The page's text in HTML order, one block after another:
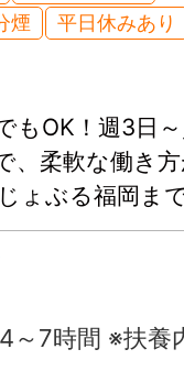
煙
平日休みあり
もOK！週3日
、柔軟な働き
ょぶる福岡ま
内希望・ご家庭の都